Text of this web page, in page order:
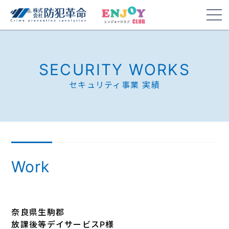
SECURITY WORKS
セキュリティ事業 実績
Work
奈良県生駒郡
放課後等デイサービスP様